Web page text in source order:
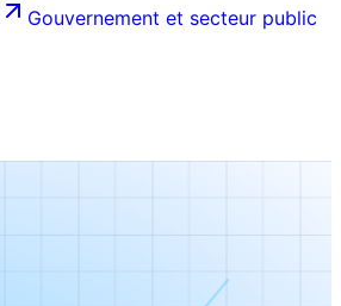
Gouvernement et secteur public